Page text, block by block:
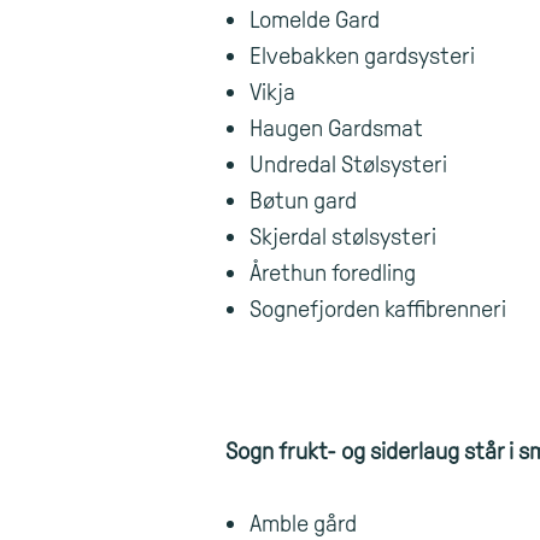
Lomelde Gard
Elvebakken gardsysteri
Vikja
Haugen Gardsmat
Undredal Stølsysteri
Bøtun gard
Skjerdal stølsysteri
Årethun foredling
Sognefjorden kaffibrenneri
Sogn frukt- og siderlaug står i
Amble gård